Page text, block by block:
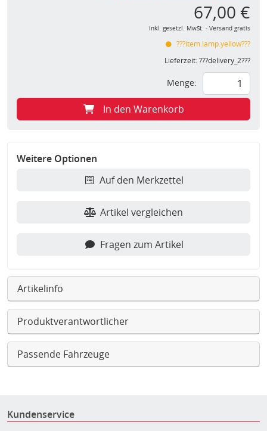
67,00 €
inkl. gesetzl. MwSt. - Versand gratis
???item.lamp.yellow???
Lieferzeit:???delivery_2???
Menge:
In den Warenkorb
Weitere Optionen
Auf den Merkzettel
Artikel vergleichen
Fragen zum Artikel
Artikelinfo
Produktverantwortlicher
Passende Fahrzeuge
Kundenservice